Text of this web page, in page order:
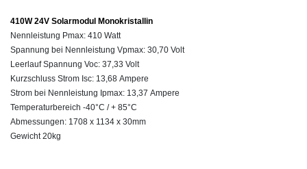
410W 24V Solarmodul Monokristallin
Nennleistung Pmax: 410 Watt
Spannung bei Nennleistung Vpmax: 30,70 Volt
Leerlauf Spannung Voc: 37,33 Volt
Kurzschluss Strom Isc: 13,68 Ampere
Strom bei Nennleistung Ipmax: 13,37 Ampere
Temperaturbereich -40°C / + 85°C
Abmessungen: 1708 x 1134 x 30mm
Gewicht 20kg